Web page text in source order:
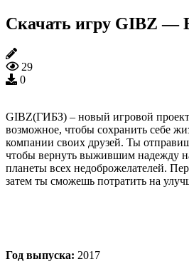
Скачать игру GIBZ —
29
0
GIBZ(ГИБЗ) – новый игровой проект,
возможное, чтобы сохранить себе
компании своих друзей. Ты
чтобы вернуть выжившим надежду
планеты всех недоброжелателей.
затем ты сможешь потратить на
Год выпуска: 2017